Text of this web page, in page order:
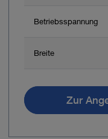
Betriebsspannung
Breite
Zur